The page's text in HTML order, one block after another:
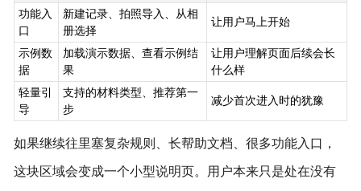
功能入
口
新建记录、拍照导入、从相
册选择
让用户马上开始
示例数
据
加载演示数据、查看示例结
果
让用户理解页面后续会长
什么样
轻量引
导
支持的材料类型、推荐第一
步
减少首次进入时的犹豫
如果继续往里塞复杂规则、长帮助文档、很多功能入口，
这块区域会变成一个小型说明页。用户本来只是处在没有